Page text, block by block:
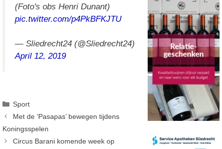
(Foto's obs Henri Dunant)
pic.twitter.com/p4PkBFKJTU
— Sliedrecht24 (@Sliedrecht24)
April 12, 2019
Categorieën
Sport
Met de ‘Pasapas’ bewegen tijdens
Koningsspelen
Circus Barani komende week op